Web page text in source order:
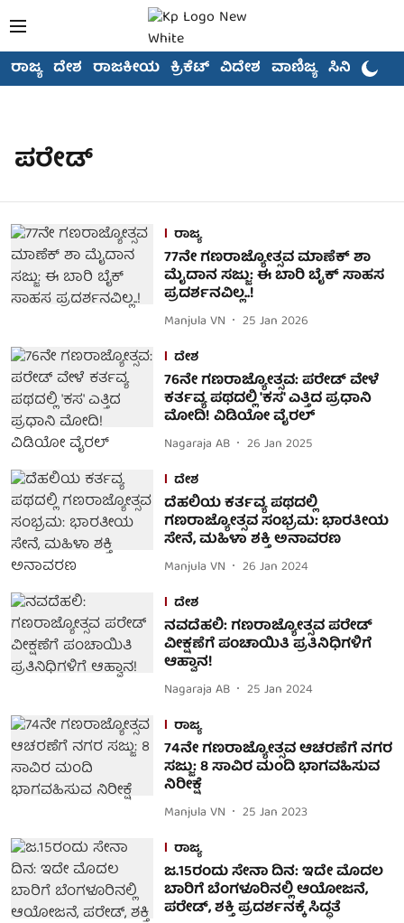
ರಾಜ್ಯ ದೇಶ ರಾಜಕೀಯ ಕ್ರಿಕೆಟ್ ವಿದೇಶ ವಾಣಿಜ್ಯ ಸಿನಿಮಾ
ಪರೇಡ್‌
ರಾಜ್ಯ
77ನೇ ಗಣರಾಜ್ಯೋತ್ಸವ ಮಾಣೆಕ್ ಶಾ
ಮೈದಾನ ಸಜ್ಜು: ಈ ಬಾರಿ ಬೈಕ್ ಸಾಹಸ
ಪ್ರದರ್ಶನವಿಲ್ಲ..!
Manjula VN
25 Jan 2026
ದೇಶ
76ನೇ ಗಣರಾಜ್ಯೋತ್ಸವ: ಪರೇಡ್ ವೇಳೆ
ಕರ್ತವ್ಯ ಪಥದಲ್ಲಿ 'ಕಸ' ಎತ್ತಿದ ಪ್ರಧಾನಿ
ಮೋದಿ! ವಿಡಿಯೋ ವೈರಲ್
Nagaraja AB
26 Jan 2025
ದೇಶ
ದೆಹಲಿಯ ಕರ್ತವ್ಯ ಪಥದಲ್ಲಿ
ಗಣರಾಜ್ಯೋತ್ಸವ ಸಂಭ್ರಮ: ಭಾರತೀಯ
ಸೇನೆ, ಮಹಿಳಾ ಶಕ್ತಿ ಅನಾವರಣ
Manjula VN
26 Jan 2024
ದೇಶ
ನವದೆಹಲಿ: ಗಣರಾಜ್ಯೋತ್ಸವ ಪರೇಡ್
ವೀಕ್ಷಣೆಗೆ ಪಂಚಾಯಿತಿ ಪ್ರತಿನಿಧಿಗಳಿಗೆ
ಆಹ್ವಾನ!
Nagaraja AB
25 Jan 2024
ರಾಜ್ಯ
74ನೇ ಗಣರಾಜ್ಯೋತ್ಸವ ಆಚರಣೆಗೆ ನಗರ
ಸಜ್ಜು: 8 ಸಾವಿರ ಮಂದಿ ಭಾಗವಹಿಸುವ
ನಿರೀಕ್ಷೆ
Manjula VN
25 Jan 2023
ರಾಜ್ಯ
ಜ.15ರಂದು ಸೇನಾ ದಿನ: ಇದೇ ಮೊದಲ
ಬಾರಿಗೆ ಬೆಂಗಳೂರಿನಲ್ಲಿ ಆಯೋಜನೆ,
ಪರೇಡ್, ಶಕ್ತಿ ಪ್ರದರ್ಶನಕ್ಕೆ ಸಿದ್ಧತೆ